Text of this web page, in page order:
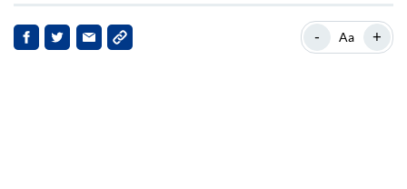
Bitcoin erreicht neue Meilensteine
- Aa +